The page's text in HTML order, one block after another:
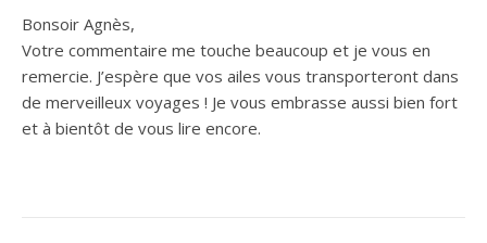
Bonsoir Agnès,
Votre commentaire me touche beaucoup et je vous en
remercie. J’espère que vos ailes vous transporteront dans
de merveilleux voyages ! Je vous embrasse aussi bien fort
et à bientôt de vous lire encore.